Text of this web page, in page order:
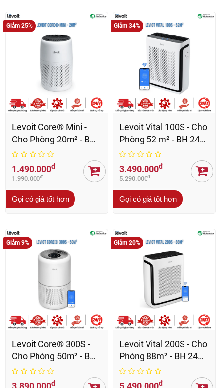
Giảm 25%
Levoit Core® Mini -
Cho Phòng 20m² - BH
24 Th
1.490.000đ
1.990.000đ
Gọi có giá tốt hơn
Giảm 34%
Levoit Vital 100S - Cho
Phòng 52 m² - BH 24
Th
3.490.000đ
5.290.000đ
Gọi có giá tốt hơn
Giảm 9%
Levoit Core® 300S -
Cho Phòng 50m² - BH
24 Th
3.890.000đ
Giảm 20%
Levoit Vital 200S - Cho
Phòng 88m² - BH 24
Th
5.490.000đ